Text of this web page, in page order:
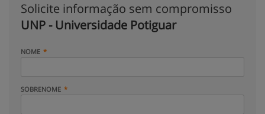
Solicite informação sem compromisso
UNP - Universidade Potiguar
NOME
SOBRENOME